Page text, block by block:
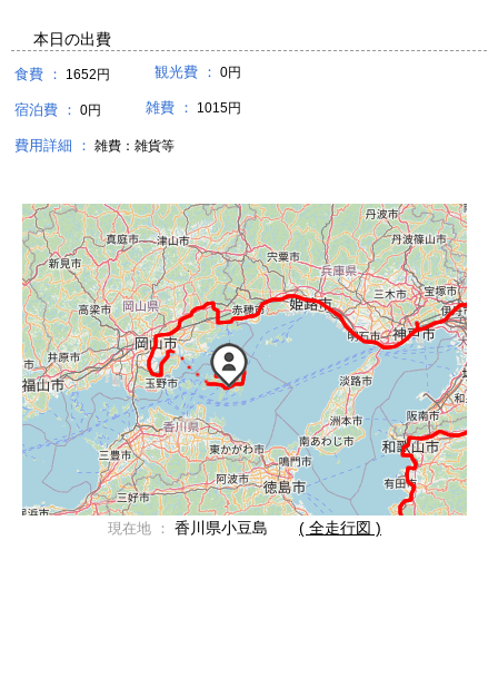
本日の出費
食費 ： 1652円 観光費 ： 0円
宿泊費 ： 0円 雑費 ： 1015円
費用詳細 ： 雑費：雑貨等
現在地 ： 香川県小豆島 ( 全走行図 )